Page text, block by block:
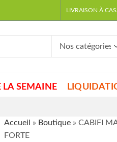
LIVRAISON À
LA SEMAINE
Accueil » Boutique» CABIFI
FORTE